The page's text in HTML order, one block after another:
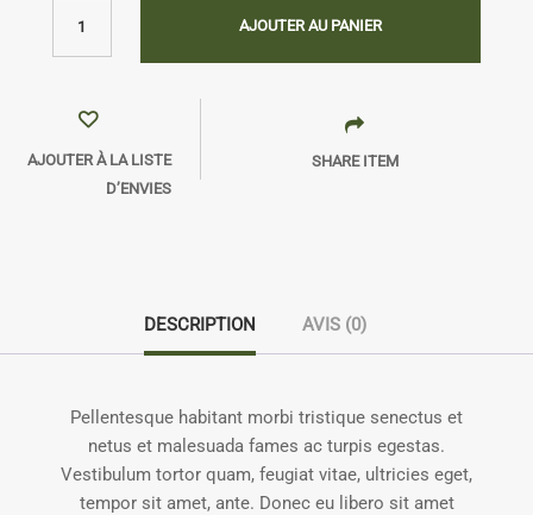
AJOUTER AU PANIER
AJOUTER À LA LISTE
D’ENVIES
SHARE ITEM
DESCRIPTION AVIS (0)
Pellentesque habitant morbi tristique senectus et
netus et malesuada fames ac turpis egestas.
Vestibulum tortor quam, feugiat vitae, ultricies eget,
tempor sit amet, ante. Donec eu libero sit amet